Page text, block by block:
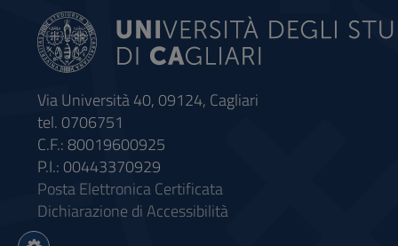
Via Università 40, 09124, Cagliari
tel. 0706751
C.F.: 80019600925
P.I.: 00443370929
Posta Elettronica Certificata
Dichiarazione di Accessibilità
Impostazioni